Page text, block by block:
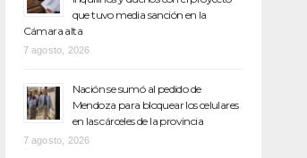
que tuvo media sanción en la
Cámara alta
7 agosto, 2026
Nación se sumó al pedido de
Mendoza para bloquear los celulares
en las cárceles de la provincia
7 agosto, 2026